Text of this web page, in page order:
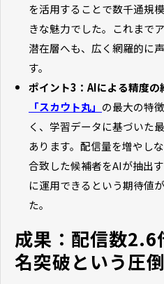
を活用することで数千通規
きな魅力でした。これまで
潜在層へも、広く網羅的に
す。
ポイント3：AIによる精度
「スカウト丸」 の最大の特
く、学習データに基づいた
あります。配信量を増やし
合致した候補者をAIが抽出
に運用できるという期待値
た。
成果：配信数2.6
名突破という圧